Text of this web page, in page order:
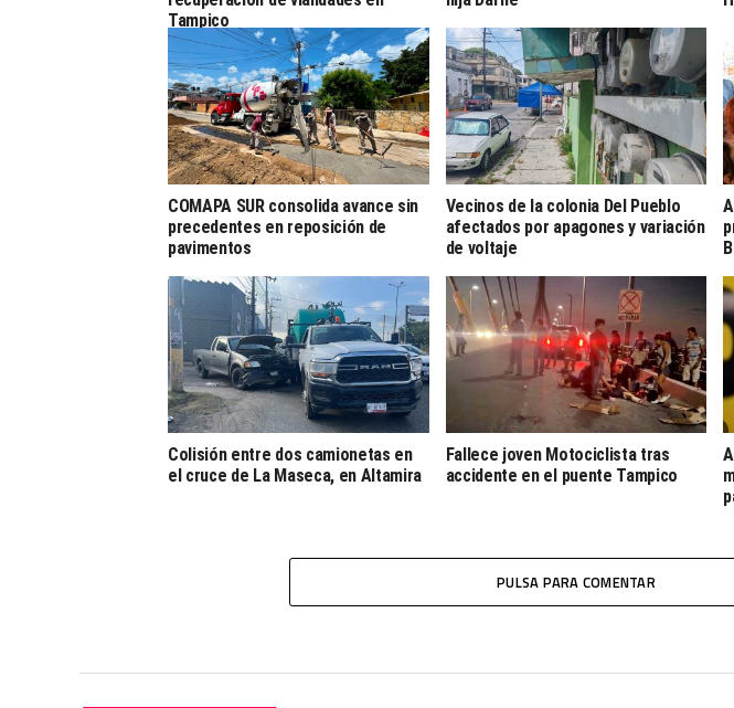
Tampico
COMAPA SUR consolida avance sin
precedentes en reposición de
pavimentos
Vecinos de la colonia Del Pueblo
afectados por apagones y variación
de voltaje
Colisión entre dos camionetas en
el cruce de La Maseca, en Altamira
Fallece joven Motociclista tras
accidente en el puente Tampico
PULSA PARA COMENTAR